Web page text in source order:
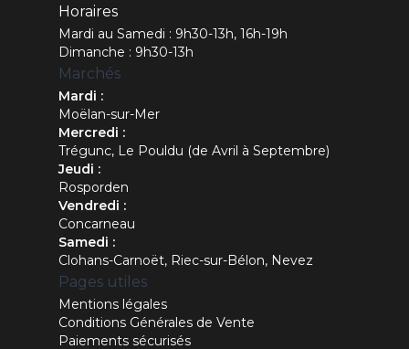
Horaires
Mardi au Samedi : 9h30-13h, 16h-19h
Dimanche : 9h30-13h
Marchés
Mardi :
Moëlan-sur-Mer
Mercredi :
Trégunc, Le Pouldu (de Avril à Septembre)
Jeudi :
Rosporden
Vendredi :
Concarneau
Samedi :
Clohans-Carnoët, Riec-sur-Bélon, Nevez
Pages utiles
Mentions légales
Conditions Générales de Vente
Paiements sécurisés